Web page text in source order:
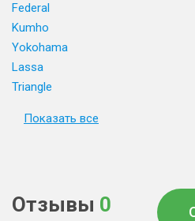
Federal
Kumho
Yokohama
Lassa
Triangle
Показать все
Отзывы 0